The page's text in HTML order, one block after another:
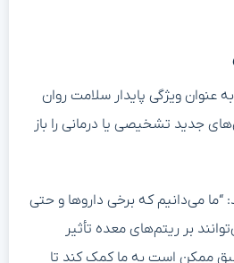
عنوان ویژگی پایدار سلامت روان
جدید تشخیصی یا درمانی را باز
“ما می‌دانیم که برخی داروها و حتی
بر ریتم‌های معده تأثیر
ممکن است به ما کمک کند تا